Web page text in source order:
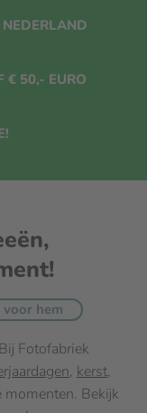
€ 50,- EURO
voor hem
Fotofabriek
, kerst,
momenten. Bekijk